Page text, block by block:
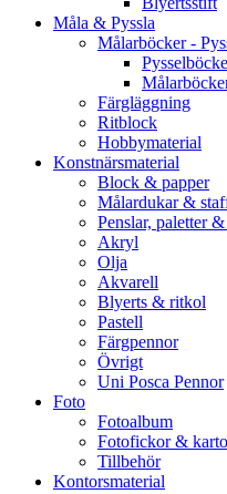
Måla & Pyssla
Målarböcker -
Färgläggning
Ritblock
Hobbymaterial
Konstnärsmaterial
Block & papper
Målardukar &
Penslar, paletter
Akryl
Olja
Akvarell
Blyerts & ritkol
Pastell
Färgpennor
Övrigt
Uni Posca Pennor
Foto
Fotoalbum
Fotofickor &
Tillbehör
Kontorsmaterial